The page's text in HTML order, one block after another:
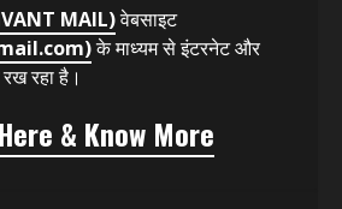
MAIL)वेबसाइट
के माध्यम से इंटरनेट और
रहा है।
& Know More